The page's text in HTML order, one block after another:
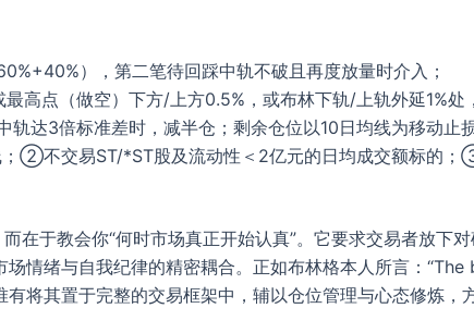
），第二笔待回踩中轨不破且再度放量时介入；
高点（做空）下方/上方0.5%，或布林下轨/上轨外延1%处
达3倍标准差时，减半仓；剩余仓位以10日均线为移动止
②不交易ST/*ST股及流动性＜2亿元的日均成交额标的；
在于教会你“何时市场真正开始认真”。它要求交易者放
场情绪与自我纪律的精密耦合。正如布林格本人所言：
有将其置于完整的交易框架中，辅以仓位管理与心态修炼，